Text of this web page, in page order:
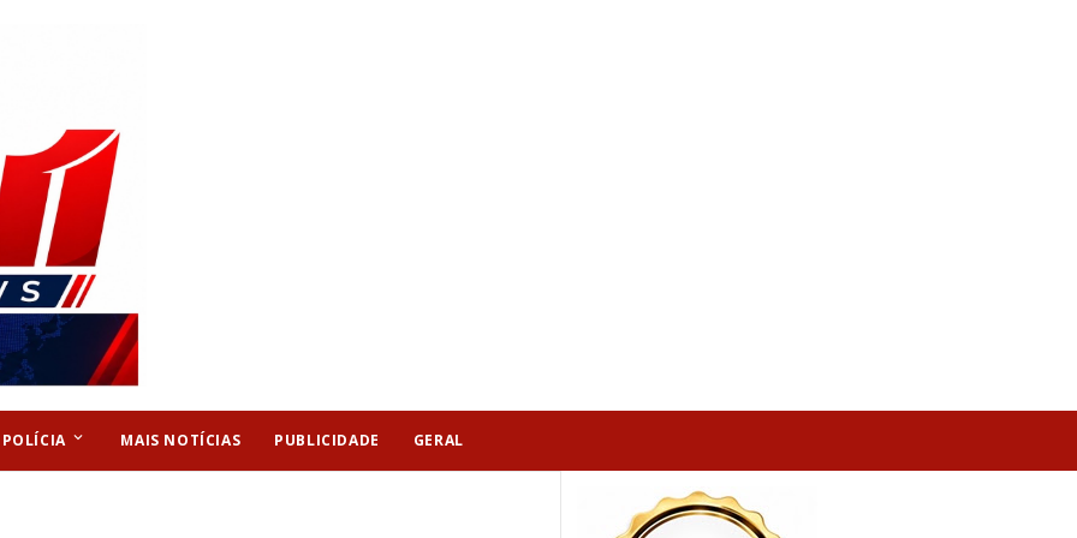
POLÍCIA keyboard_arrow_down MAIS NOTÍCIAS PUBLICIDADE GERAL